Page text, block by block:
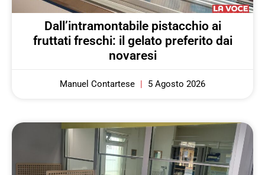
Dall’intramontabile pistacchio ai
fruttati freschi: il gelato preferito dai
novaresi
Manuel Contartese 5 Agosto 2026